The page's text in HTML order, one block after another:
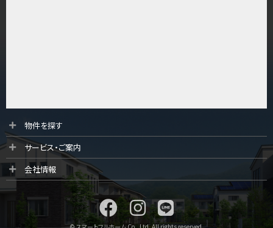
長後駅
全棟ＬＤＫは16帖の4ＬＤＫ！食器洗い乾燥機や浴…
物件を探す
サービス・ご案内
会社情報